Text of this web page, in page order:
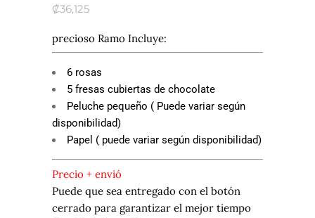
₡36,125
precioso Ramo Incluye:
6 rosas
5 fresas cubiertas de chocolate
Peluche pequeño ( Puede variar según
disponibilidad)
Papel ( puede variar según disponibilidad)
Precio + envió
Puede que sea entregado con el botón
cerrado para garantizar el mejor tiempo